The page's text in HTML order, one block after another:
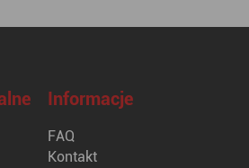
Informacje
FAQ
Kontakt